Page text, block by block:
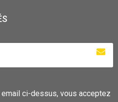
ci-dessus, vous acceptez